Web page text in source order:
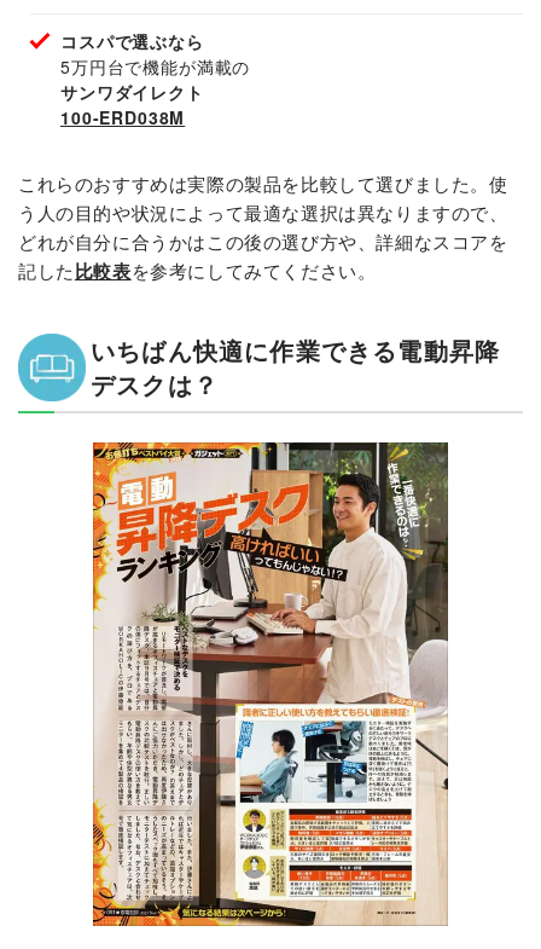
コスパで選ぶなら
5万円台で機能が満載の
サンワダイレクト
100-ERD038M
これらのおすすめは実際の製品を比較して選びました。使
う人の目的や状況によって最適な選択は異なりますので、
どれが自分に合うかはこの後の選び方や、詳細なスコアを
記した比較表を参考にしてみてください。
いちばん快適に作業できる電動昇降
デスクは？